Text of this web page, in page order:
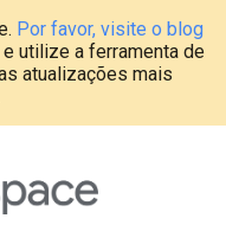
Por favor, visite o blog
e utilize a ferramenta de
atualizações mais